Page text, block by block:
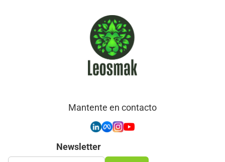
Mantente en contacto
Newsletter